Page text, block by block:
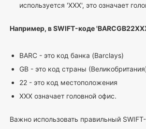
используется 'XXX', это означает
Например, в SWIFT-коде
BARC - это код банка (Barclays)
GB - это код страны
22 - это код местоположения
XXX означает головной офис.
Важно использовать правильный